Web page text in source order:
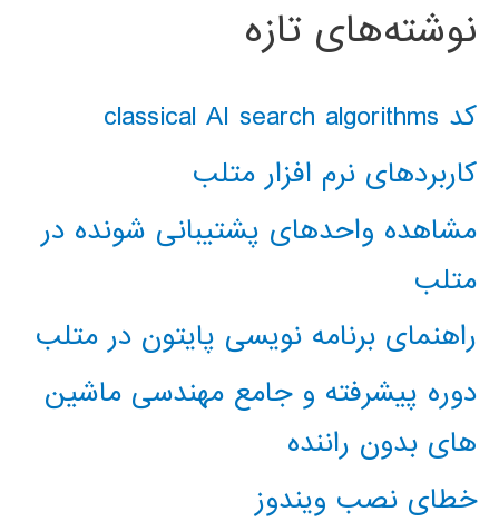
نوشته‌های تازه
کد classical AI search algorithms
کاربردهای نرم افزار متلب
مشاهده واحدهای پشتیبانی شونده در
متلب
راهنمای برنامه نویسی پایتون در متلب
دوره پیشرفته و جامع مهندسی ماشین
های بدون راننده
خطای نصب ویندوز